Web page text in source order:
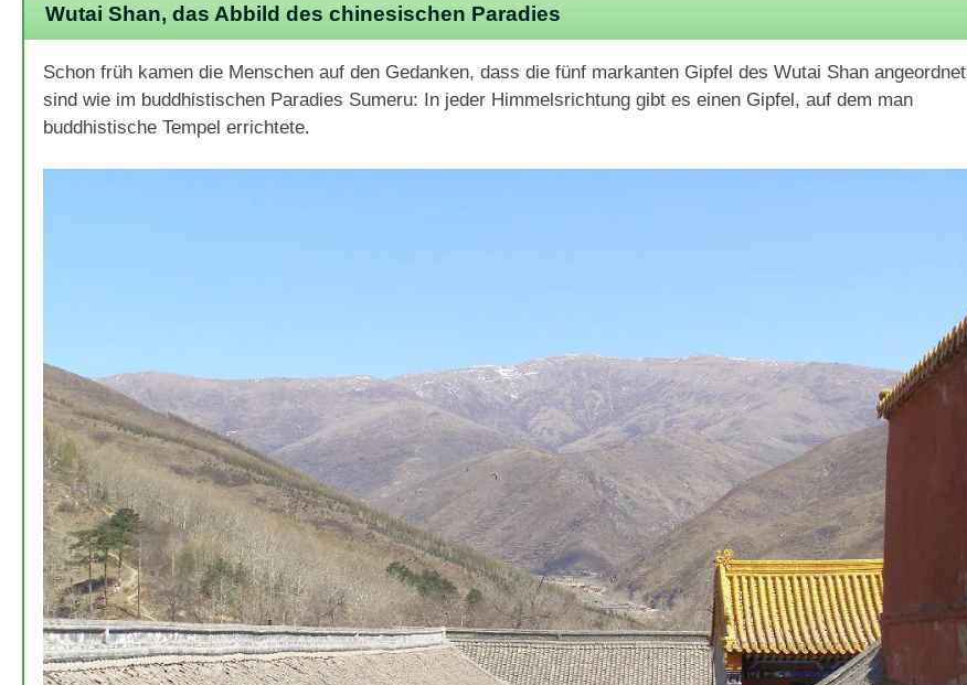
Wutai Shan, das Abbild des chinesischen Paradies
Schon früh kamen die Menschen auf den Gedanken, dass die fünf markanten Gipfel des Wutai Shan angeordnet
sind wie im buddhistischen Paradies Sumeru: In jeder Himmelsrichtung gibt es einen Gipfel, auf dem man
buddhistische Tempel errichtete.